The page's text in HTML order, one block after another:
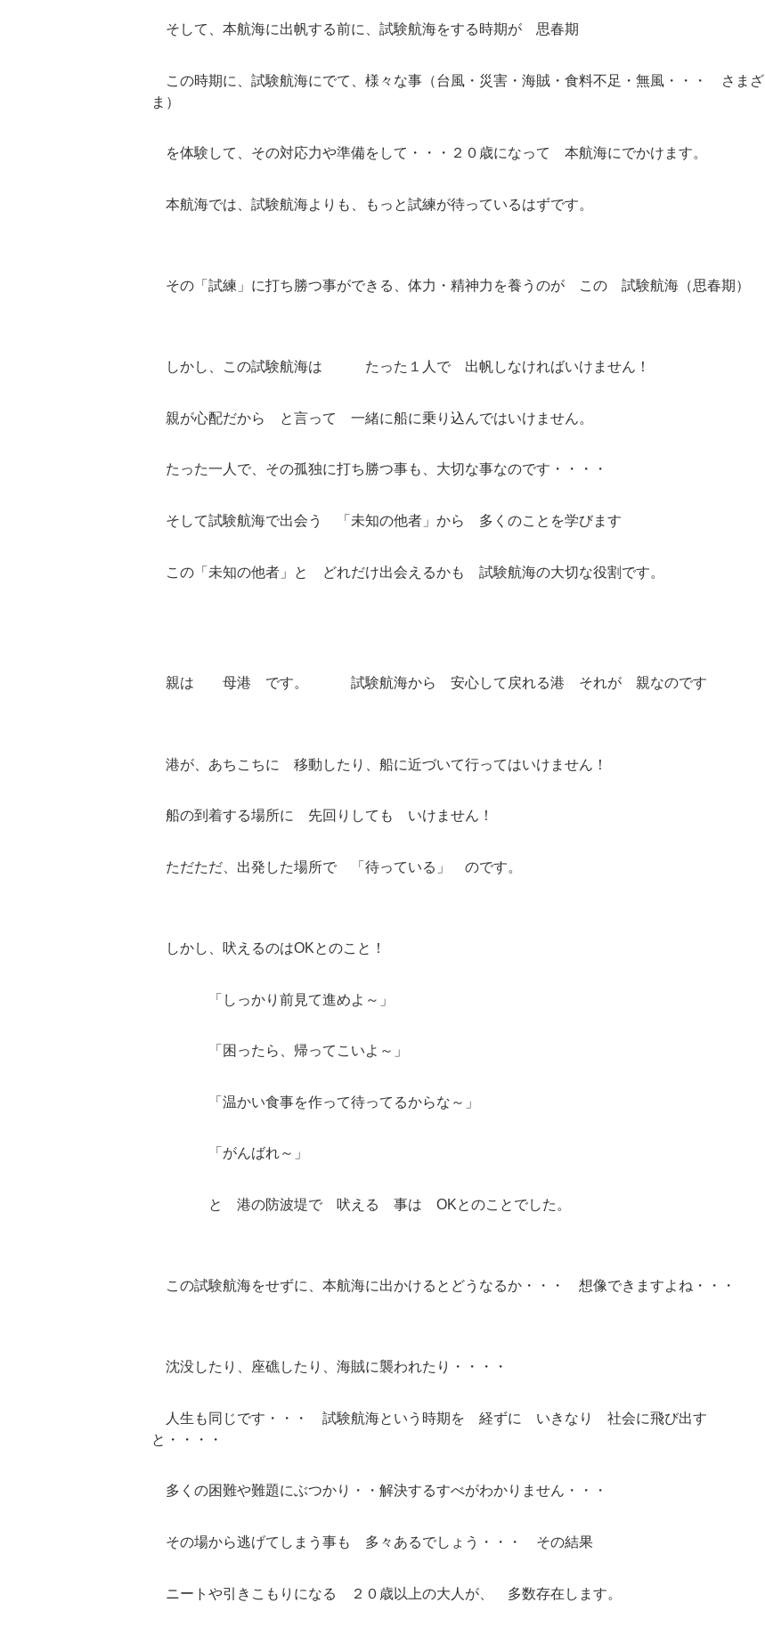
そして、本航海に出帆する前に、試験航海をする時期が 思春期
この時期に、試験航海にでて、様々な事（台風・災害・海賊・食料不足・無風・・・ さまざ
ま）
を体験して、その対応力や準備をして・・・２０歳になって 本航海にでかけます。
本航海では、試験航海よりも、もっと試練が待っているはずです。
その「試練」に打ち勝つ事ができる、体力・精神力を養うのが この 試験航海（思春期）
しかし、この試験航海は たった１人で 出帆しなければいけません！
親が心配だから と言って 一緒に船に乗り込んではいけません。
たった一人で、その孤独に打ち勝つ事も、大切な事なのです・・・・
そして試験航海で出会う 「未知の他者」から 多くのことを学びます
この「未知の他者」と どれだけ出会えるかも 試験航海の大切な役割です。
親は 母港 です。 試験航海から 安心して戻れる港 それが 親なのです
港が、あちこちに 移動したり、船に近づいて行ってはいけません！
船の到着する場所に 先回りしても いけません！
ただただ、出発した場所で 「待っている」 のです。
しかし、吠えるのはOKとのこと！
「しっかり前見て進めよ～」
「困ったら、帰ってこいよ～」
「温かい食事を作って待ってるからな～」
「がんばれ～」
と 港の防波堤で 吠える 事は OKとのことでした。
この試験航海をせずに、本航海に出かけるとどうなるか・・・ 想像できますよね・・・
沈没したり、座礁したり、海賊に襲われたり・・・・
人生も同じです・・・ 試験航海という時期を 経ずに いきなり 社会に飛び出す
と・・・・
多くの困難や難題にぶつかり・・解決するすべがわかりません・・・
その場から逃げてしまう事も 多々あるでしょう・・・ その結果
ニートや引きこもりになる ２０歳以上の大人が、 多数存在します。